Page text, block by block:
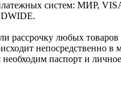
систем: МИР,
рассрочку любых
непосредственно в
паспорт и личное